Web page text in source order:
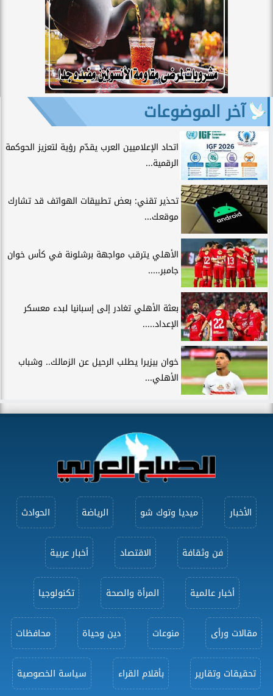
آخر الموضوعات
اتحاد الإعلاميين العرب يقدّم رؤية لتعزيز الحوكمة
الرقمية...
تحذير تقني: بعض تطبيقات الهواتف قد تشارك
موقعك...
الأهلي يترقب مواجهة برشلونة في كأس خوان
جامبر.....
بعثة الأهلي تغادر إلى إسبانيا لبدء معسكر
الإعداد.....
خوان بيزيرا يطلب الرحيل عن الزمالك.. وشباب
الأهلي...
الأخبار ميديا وتوك شو الرياضة الحوادث
فن وثقافة الاقتصاد أخبار عربية
أخبار عالمية المرأة والصحة تكنولوجيا
مقالات ورأى منوعات دين وحياة محافظات
تحقيقات وتقارير بأقلام القراء سياسة الخصوصية